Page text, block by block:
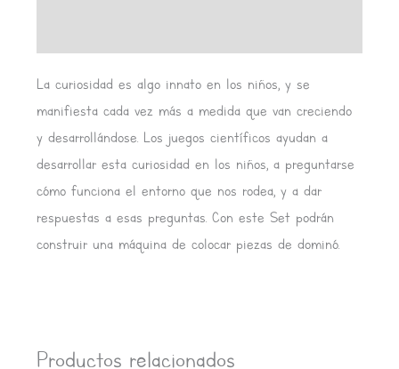
La curiosidad es algo innato en los niños, y se
manifiesta cada vez más a medida que van creciendo
y desarrollándose. Los juegos científicos ayudan a
desarrollar esta curiosidad en los niños, a preguntarse
cómo funciona el entorno que nos rodea, y a dar
respuestas a esas preguntas. Con este Set podrán
construir una máquina de colocar piezas de dominó.
Productos relacionados